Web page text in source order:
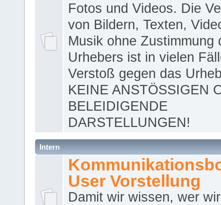
Fotos und Videos. Die
von Bildern, Texten,
Musik ohne Zustimmung
Urhebers ist in vielen
Verstoß gegen das
KEINE ANSTÖSSIGEN
BELEIDIGENDE
DARSTELLUNGEN!
Intern
User Vorstellung
Damit wir wissen, wer